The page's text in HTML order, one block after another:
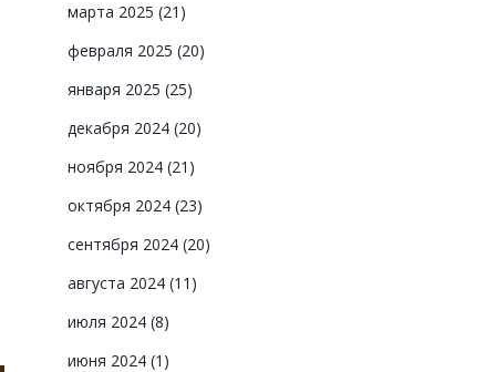
марта 2025 (21)
февраля 2025 (20)
января 2025 (25)
декабря 2024 (20)
ноября 2024 (21)
октября 2024 (23)
сентября 2024 (20)
августа 2024 (11)
июля 2024 (8)
июня 2024 (1)